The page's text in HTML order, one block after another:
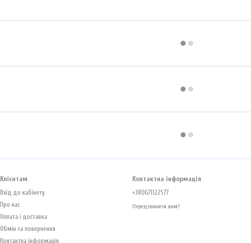
Клієнтам
Вхід до кабінету
Про нас
Оплата і доставка
Обмін та повернення
Контактна інформація
Контактна інформація
+380671122577
Передзвонити вам?